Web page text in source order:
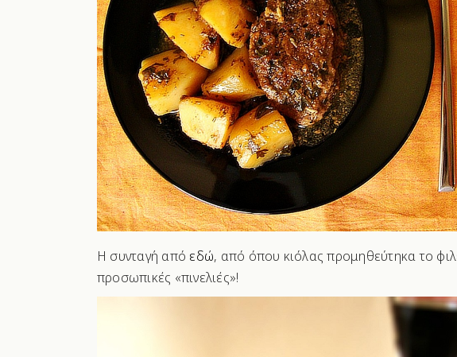
Η συνταγή από εδώ, από όπου κιόλας προμηθεύτηκα το
προσωπικές «πινελιές»!